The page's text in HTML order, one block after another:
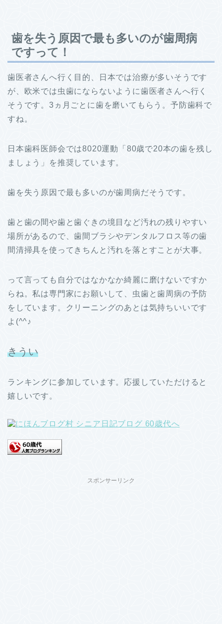
歯を失う原因で最も多いのが歯周病
ですって！
歯医者さんへ行く目的、日本では治療が多いそうです
が、欧米では虫歯にならないように歯医者さんへ行く
そうです。3ヵ月ごとに歯を磨いてもらう。予防歯科で
すね。
日本歯科医師会では8020運動「80歳で20本の歯を残し
ましょう」を推奨しています。
歯を失う原因で最も多いのが歯周病だそうです。
歯と歯の間や歯と歯ぐきの境目など汚れの残りやすい
場所があるので、歯間ブラシやデンタルフロス等の歯
間清掃具を使ってきちんと汚れを落とすことが大事。
って言っても自分ではなかなか綺麗に磨けないですか
らね。私は専門家にお願いして、虫歯と歯周病の予防
をしています。クリーニングのあとは気持ちいいです
よ(^^♪
きうい
ランキングに参加しています。応援していただけると
嬉しいです。
スポンサーリンク